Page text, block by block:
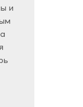
и